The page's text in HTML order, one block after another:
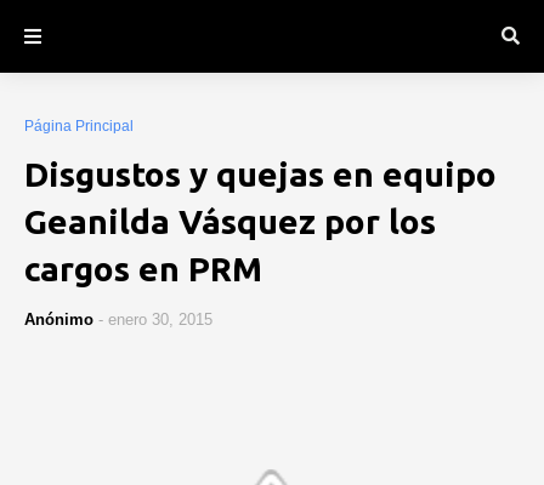
Página Principal
Disgustos y quejas en equipo
Geanilda Vásquez por los
cargos en PRM
Anónimo - enero 30, 2015